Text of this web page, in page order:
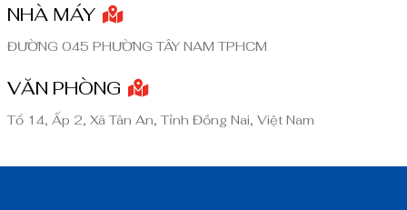
NHÀ MÁY
ĐƯỜNG 045 PHƯỜNG TÂY NAM TPHCM
VĂN PHÒNG
Tổ 14, Ấp 2, Xã Tân An, Tỉnh Đồng Nai, Việt Nam